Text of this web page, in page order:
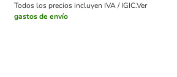
Todos los precios incluyen IVA / IGIC.Ver
gastos de envío